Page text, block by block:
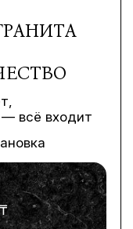
всё входит